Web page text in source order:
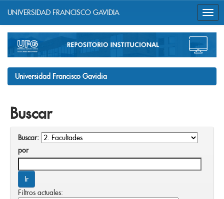
navigation
UNIVERSIDAD FRANCISCO GAVIDIA
Universidad Francisco Gavidia
Buscar
Buscar:
por
Filtros actuales: